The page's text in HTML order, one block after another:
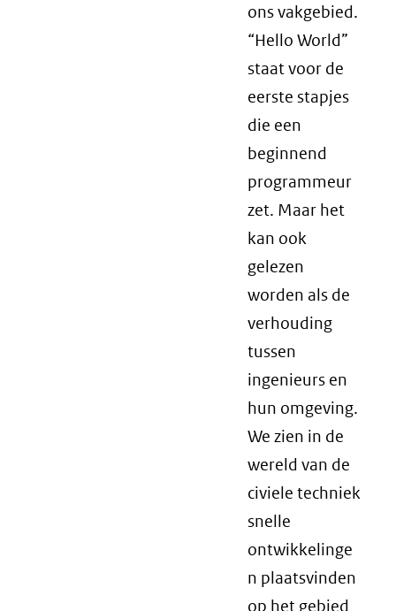
ons vakgebied.
“Hello World”
staat voor de
eerste stapjes
die een
beginnend
programmeur
zet. Maar het
kan ook
gelezen
worden als de
verhouding
tussen
ingenieurs en
hun omgeving.
We zien in de
wereld van de
civiele techniek
snelle
ontwikkelinge
n plaatsvinden
op het gebied